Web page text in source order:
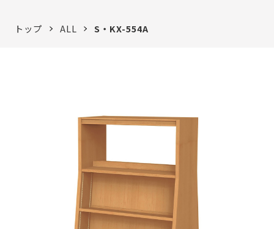
トップ ALL S・KX-554A